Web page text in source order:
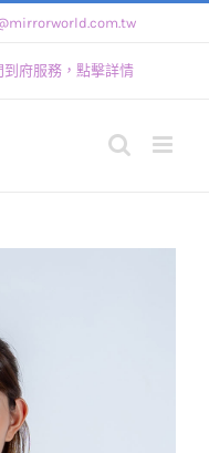
府服務，點擊詳情